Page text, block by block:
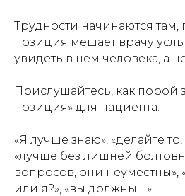
Трудности начинаются там,
позиция мешает врачу
увидеть в нем человека, а
Прислушайтесь, как порой
позиция» для пациента:
«Я лучше знаю», «делайте
«лучше без лишней
вопросов, они неуместны»,
или я?», «вы должны….»